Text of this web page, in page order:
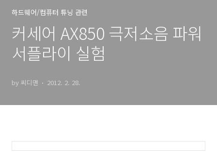
하드웨어/컴퓨터 튜닝 관련
커세어 AX850 극저소음 파워
서플라이 실험
by 씨디맨 2012. 2. 28.